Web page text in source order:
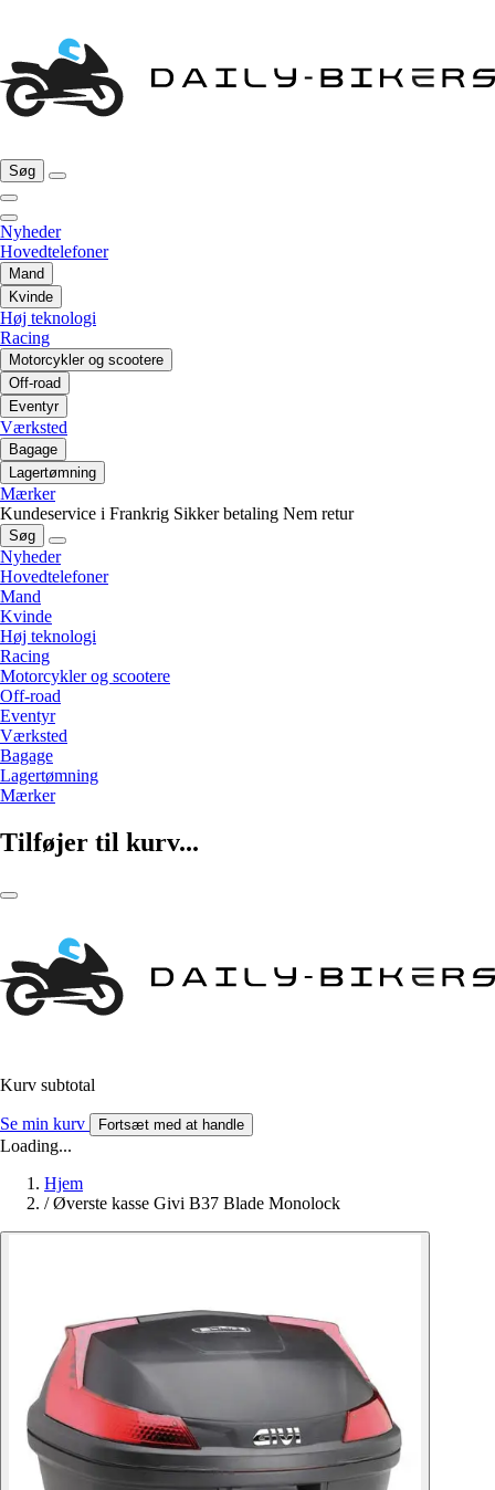
Søg
Nyheder
Hovedtelefoner
Mand
Kvinde
Høj teknologi
Racing
Motorcykler og scootere
Off-road
Eventyr
Værksted
Bagage
Lagertømning
Mærker
Kundeservice i Frankrig Sikker betaling Nem retur
Søg
Nyheder
Hovedtelefoner
Mand
Kvinde
Høj teknologi
Racing
Motorcykler og scootere
Off-road
Eventyr
Værksted
Bagage
Lagertømning
Mærker
Tilføjer til kurv...
Kurv subtotal
Se min kurv Fortsæt med at handle
Loading...
Hjem
/ Øverste kasse Givi B37 Blade Monolock